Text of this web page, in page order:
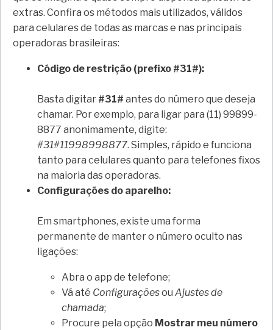
extras. Confira os métodos mais utilizados, válidos
para celulares de todas as marcas e nas principais
operadoras brasileiras:
Código de restrição (prefixo #31#):
Basta digitar #31# antes do número que deseja
chamar. Por exemplo, para ligar para (11) 99899-
8877 anonimamente, digite:
#31#11998998877. Simples, rápido e funciona
tanto para celulares quanto para telefones fixos
na maioria das operadoras.
Configurações do aparelho:
Em smartphones, existe uma forma
permanente de manter o número oculto nas
ligações:
Abra o app de telefone;
Vá até Configuraçõesou Ajustes de
chamada;
Procure pela opção Mostrar meu número